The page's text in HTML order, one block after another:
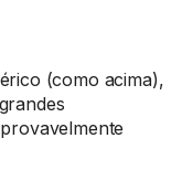
(como acima),